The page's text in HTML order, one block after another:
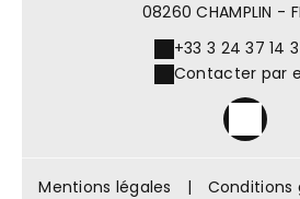
08260 CHAMPLIN -
+33 3 24 37 14
Contacter par
Mentions légales | Conditions